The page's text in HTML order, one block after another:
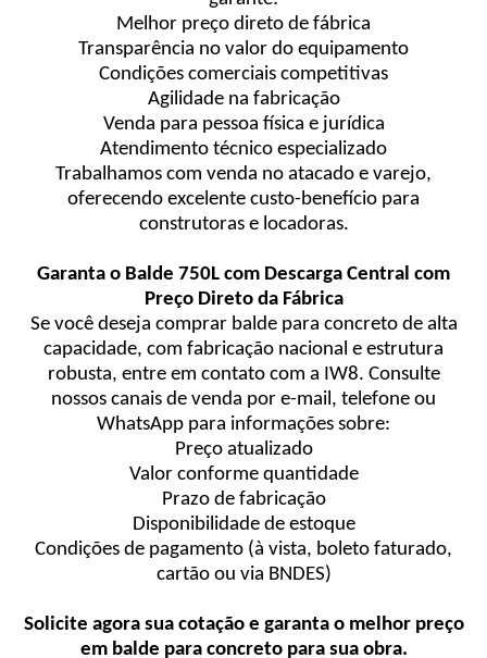
Melhor preço direto de fábrica
Transparência no valor do equipamento
Condições comerciais competitivas
Agilidade na fabricação
Venda para pessoa física e jurídica
Atendimento técnico especializado
Trabalhamos com venda no atacado e varejo,
oferecendo excelente custo-benefício para
construtoras e locadoras.
Garanta o Balde 750L com Descarga Central com
Preço Direto da Fábrica
Se você deseja comprar balde para concreto de alta
capacidade, com fabricação nacional e estrutura
robusta, entre em contato com a IW8. Consulte
nossos canais de venda por e-mail, telefone ou
WhatsApp para informações sobre:
Preço atualizado
Valor conforme quantidade
Prazo de fabricação
Disponibilidade de estoque
Condições de pagamento (à vista, boleto faturado,
cartão ou via BNDES)
Solicite agora sua cotação e garanta o melhor preço
em balde para concreto para sua obra.